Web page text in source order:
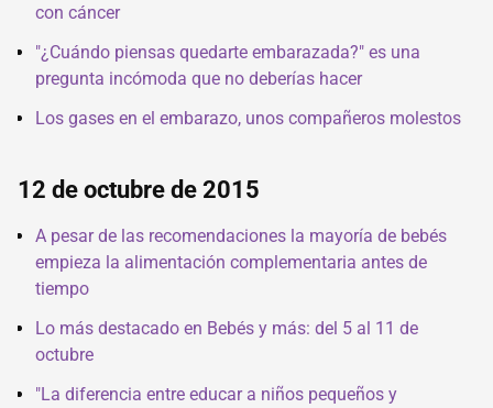
con cáncer
"¿Cuándo piensas quedarte embarazada?" es una
pregunta incómoda que no deberías hacer
Los gases en el embarazo, unos compañeros molestos
12 de octubre de 2015
A pesar de las recomendaciones la mayoría de bebés
empieza la alimentación complementaria antes de
tiempo
Lo más destacado en Bebés y más: del 5 al 11 de
octubre
"La diferencia entre educar a niños pequeños y